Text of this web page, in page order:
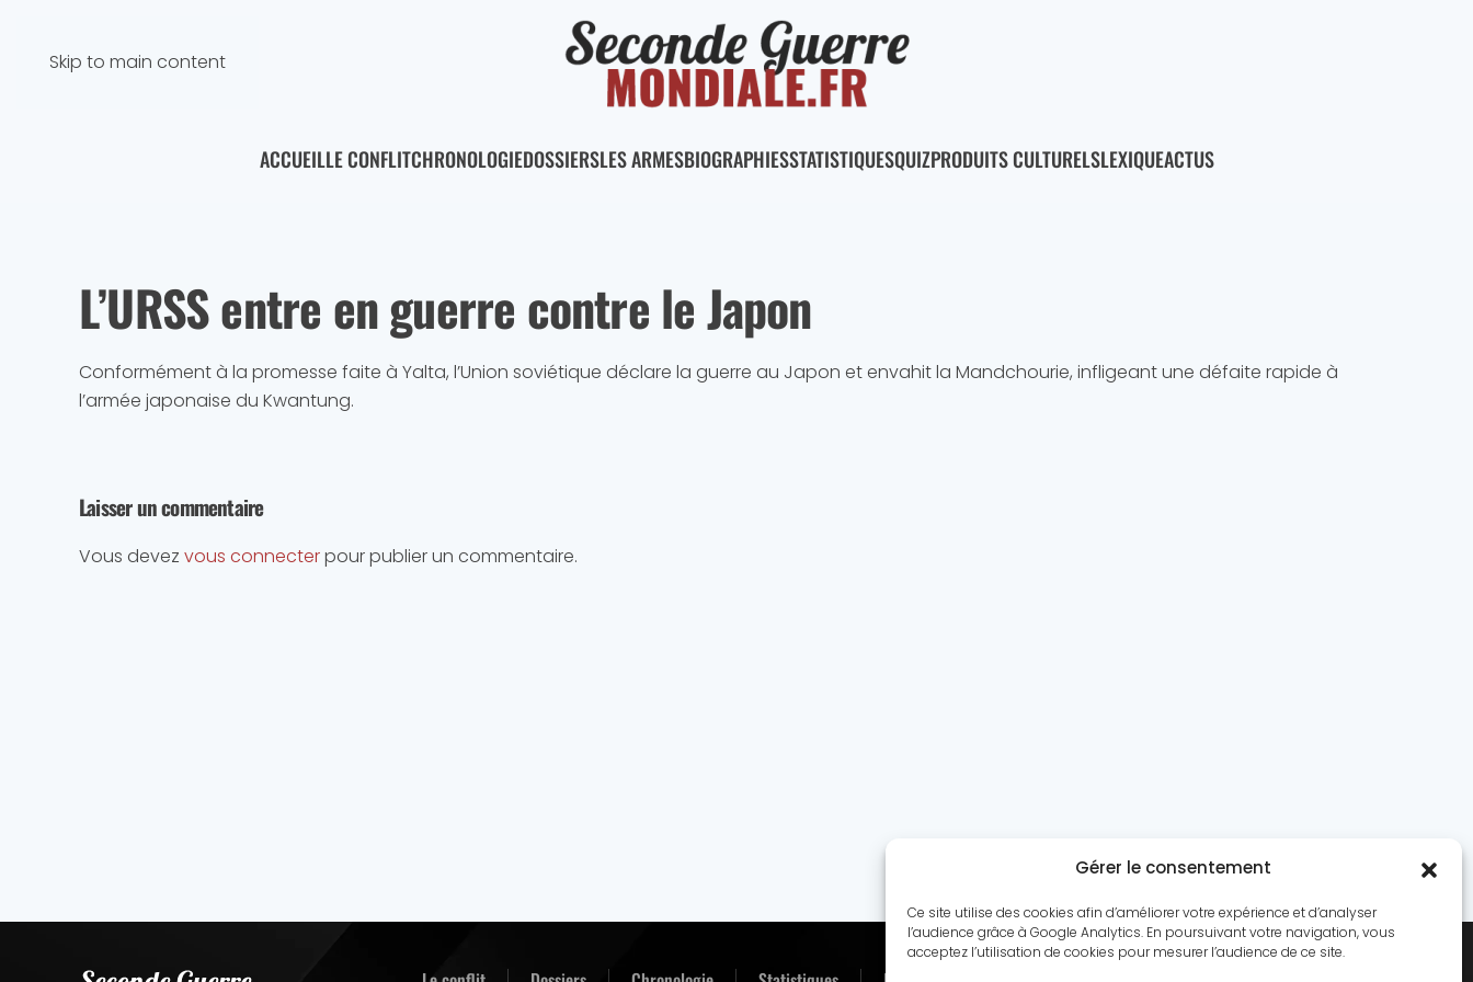
Gérer le consentement
Ce site utilise des cookies afin d’améliorer votre expérience et d’analyser
l’audience grâce à Google Analytics. En poursuivant votre navigation, vous
acceptez l’utilisation de cookies pour mesurer l’audience de ce site.
Skip to main content
ACCUEILLE CONFLITCHRONOLOGIEDOSSIERSLES ARMESBIOGRAPHIESSTATISTIQUESQUIZPRODUITS CULTURELSLEXIQUEACTUS
L’URSS entre en guerre contre le Japon
Conformément à la promesse faite à Yalta, l’Union soviétique déclare la guerre au Japon et envahit la Mandchourie, infligeant une défaite rapide à
l’armée japonaise du Kwantung.
Laisser un commentaire
Vous devez vous connecterpour publier un commentaire.